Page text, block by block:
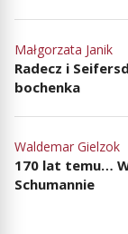
Małgorzata Janik
Radecz i
bochenka
Waldemar Gielzok
170 lat temu…
Schumannie